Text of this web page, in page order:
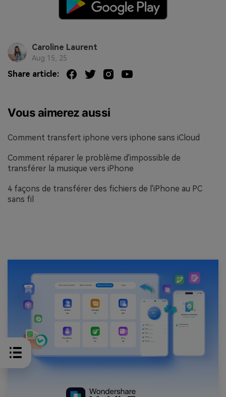
Caroline Laurent
Aug 15, 25
Share article:
Vous aimerez aussi
Comment transfert iphone vers iphone sans iCloud
Comment réparer le problème d'impossible de
transférer la musique vers iPhone
4 façons de transférer des fichiers de l'iPhone au PC
sans fil